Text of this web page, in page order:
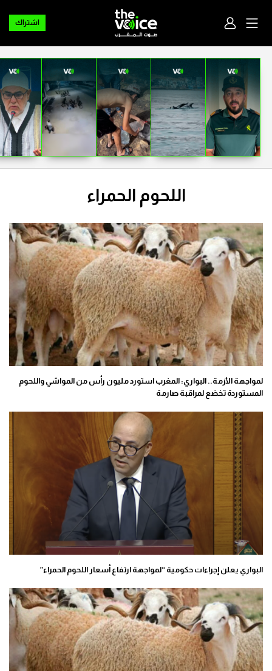
اشتراك
اللحوم الحمراء
لمواجهة الأزمة.. البواري: المغرب استورد مليون رأس من المواشي واللحوم
المستوردة تخضع لمراقبة صارمة
البواري يعلن إجراءات حكومية “لمواجهة ارتفاع أسعار اللحوم الحمراء”